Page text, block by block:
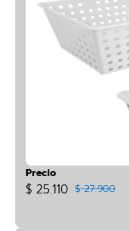
Precio
$ 25.110 $ 27.900